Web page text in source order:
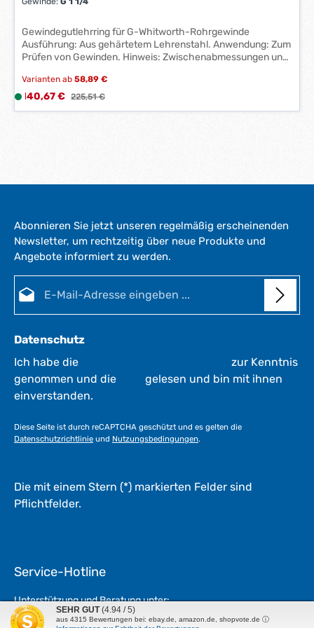
a
e
*
*
Gewindegutlehrring für G-Whitworth-Rohrgewinde
Ausführung: Aus gehärtetem Lehrenstahl. Anwendung: Zum
Prüfen von Gewinden. Hinweis: Zwischenabmessungen und
Einkaufsbüro Deutscher Eisenhändler GmbH, EDE Platz 1,
42389 Wuppertal, DE, +4920260960, webkontakt@ede.de
Varianten ab 58,89 €
Verkaufspreis:
L
i
z
t
:
1
-
3
W
e
k
t
a
g
*
140,67 € Regulärer Preis:
225,51 €
Abonnieren Sie jetzt unseren regelmäßig erscheinenden
Newsletter, um rechtzeitig über neue Produkte und
Angebote informiert zu werden.
Datenschutz
Ich habe die
zur Kenntnis
genommen und die
gelesen und bin mit ihnen
einverstanden.
Diese Seite ist durch reCAPTCHA geschützt und es gelten die
Datenschutzrichtlinie und Nutzungsbedingungen.
Die mit einem Stern (*) markierten Felder sind
Pflichtfelder.
Service-Hotline
Unterstützung und Beratung unter:
SEHR GUT (4.94 / 5)
aus 4315 Bewertungen bei: ebay.de, amazon.de, shopvote.de ⓘ